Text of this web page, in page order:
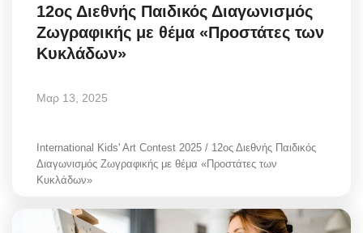
12ος Διεθνής Παιδικός Διαγωνισμός
Ζωγραφικής με θέμα «Προστάτες των
Κυκλάδων»
Μαρ 13, 2025
International Kids' Art Contest 2025 / 12ος Διεθνής Παιδικός
Διαγωνισμός Ζωγραφικής με θέμα «Προστάτες των
Κυκλάδων»